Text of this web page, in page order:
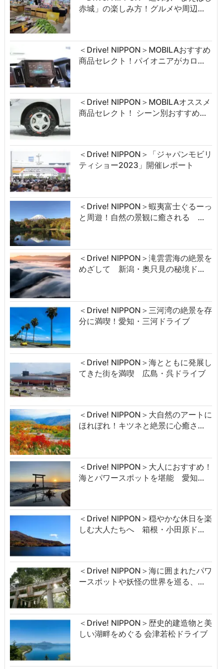
赤城」の楽しみ方！グルメや周辺…
＜Drive! NIPPON＞MOBILAおすすめ
商品セレクト！パイオニアがカロ…
＜Drive! NIPPON＞MOBILAオススメ
商品セレクト！ シーン別おすすめ…
＜Drive! NIPPON＞「ジャパンモビリ
ティショー2023」開催レポート
＜Drive! NIPPON＞蝦夷富士ぐるーっ
と周遊！自然の景観に癒される …
＜Drive! NIPPON＞滝雲雲海の絶景を
めざして 新潟・奥只見の秘境ド…
＜Drive! NIPPON＞三河湾の絶景を存
分に満喫！愛知・三河ドライブ
＜Drive! NIPPON＞海とともに発展し
てきた街を満喫 広島・呉ドライブ
＜Drive! NIPPON＞大自然のアートに
ほれぼれ！キツネと絶景に心癒さ…
＜Drive! NIPPON＞大人におすすめ！
海とパワースポットを堪能 愛知…
＜Drive! NIPPON＞穏やかな休日を楽
しむ大人たちへ 箱根・小田原ド…
＜Drive! NIPPON＞海に囲まれたパワ
ースポットや妖怪の世界を巡る、…
＜Drive! NIPPON＞歴史的建造物と美
しい湖畔をめぐる 会津若松ドライブ